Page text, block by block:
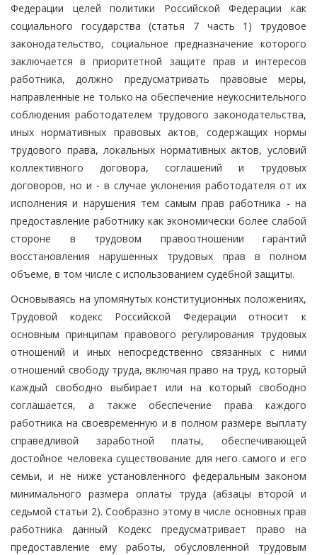
Федерации целей политики Российской Федерации как
социального государства (статья 7 часть 1) трудовое
законодательство, социальное предназначение которого
заключается в приоритетной защите прав и интересов
работника, должно предусматривать правовые меры,
направленные не только на обеспечение неукоснительного
соблюдения работодателем трудового законодательства,
иных нормативных правовых актов, содержащих нормы
трудового права, локальных нормативных актов, условий
коллективного договора, соглашений и трудовых
договоров, но и - в случае уклонения работодателя от их
исполнения и нарушения тем самым прав работника - на
предоставление работнику как экономически более слабой
стороне в трудовом правоотношении гарантий
восстановления нарушенных трудовых прав в полном
объеме, в том числе с использованием судебной защиты.
Основываясь на упомянутых конституционных положениях,
Трудовой кодекс Российской Федерации относит к
основным принципам правового регулирования трудовых
отношений и иных непосредственно связанных с ними
отношений свободу труда, включая право на труд, который
каждый свободно выбирает или на который свободно
соглашается, а также обеспечение права каждого
работника на своевременную и в полном размере выплату
справедливой заработной платы, обеспечивающей
достойное человека существование для него самого и его
семьи, и не ниже установленного федеральным законом
минимального размера оплаты труда (абзацы второй и
седьмой статьи 2). Сообразно этому в числе основных прав
работника данный Кодекс предусматривает право на
предоставление ему работы, обусловленной трудовым